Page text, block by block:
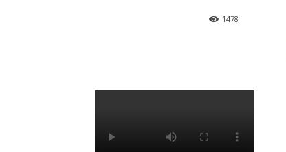
1478